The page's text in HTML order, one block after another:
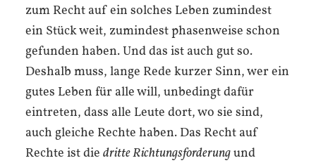
zum Recht auf ein solches Leben zumindest
ein Stück weit, zumindest phasenweise schon
gefunden haben. Und das ist auch gut so.
Deshalb muss, lange Rede kurzer Sinn, wer ein
gutes Leben für alle will, unbedingt dafür
eintreten, dass alle Leute dort, wo sie sind,
auch gleiche Rechte haben. Das Recht auf
Rechte ist die dritte Richtungsforderungund